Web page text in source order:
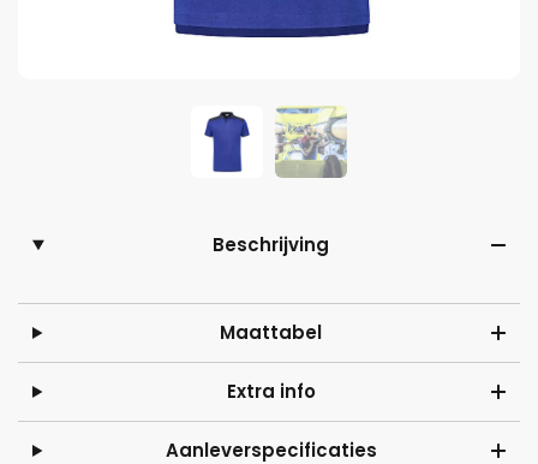
Beschrijving
Maattabel
Extra info
Aanleverspecificaties